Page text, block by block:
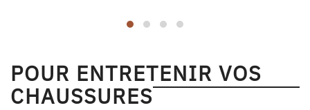
POUR ENTRETENIR VOS
CHAUSSURES